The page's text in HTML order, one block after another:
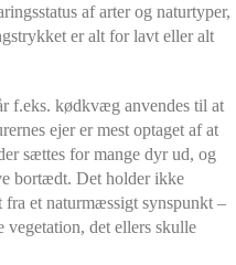
af arter og naturtyper,
er alt for lavt eller alt
f.eks. kødkvæg anvendes til at
ejer er mest optaget af at
sættes for mange dyr ud, og
bortædt. Det holder ikke
et naturmæssigt synspunkt –
vegetation, det ellers skulle